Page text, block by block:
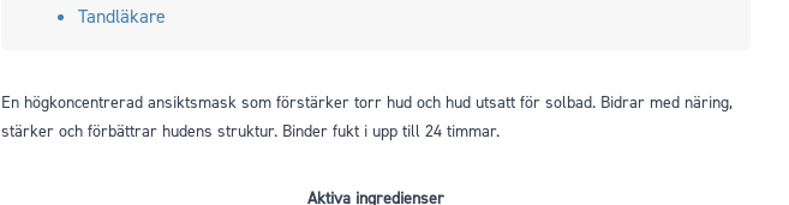
Tandläkare
En högkoncentrerad ansiktsmask som förstärker torr hud och hud utsatt för solbad. Bidrar med näring,
stärker och förbättrar hudens struktur. Binder fukt i upp till 24 timmar.
Aktiva ingredienser